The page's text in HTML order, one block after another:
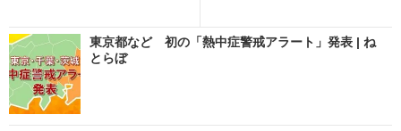
東京都など 初の「熱中症警戒アラート」発表 | ね
とらぼ